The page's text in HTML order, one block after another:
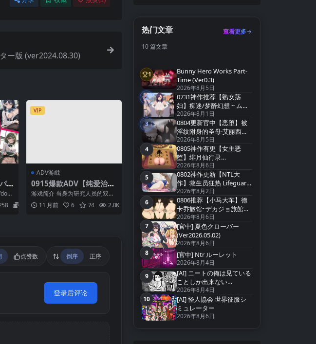
ー版 (ver2024.08.30)
VIP
ADV游戲
0915爆款ADV【纯爱治
愈】哥哥，早起前要一直
抱紧我哦！お兄ちゃん、
朝までずっとギュッてし
游戏简介 当身为研究人员的双亲
急于治好生病的儿子时，他们想
出了一个独特的治疗方案...
11 月前 6 74 2.0K
点赞数 倒序 正序
登录后评论
热门文章
查看更多
10 篇文章
第1名
1
Bunny Hero Works Part-
Time (Ver0.3)
2026年8月5日
第2名
2
0731神作推荐【熟女荡
妇】痴迷/梦醉幻想 ~ ムチ
ューファンタジー
v0.20a【官方中文】
2026年8月1日
第3名
3
0804更新官中【恶堕】被
淫纹附身的圣母·艾丽西亚~
淫紋憑きのマザー・アリ
シア v1.5【官方中文】
2026年8月5日
第4名
4
0805神作有更【女主恶
堕】绯月仙行录
Verv1.291【官中无码】
2026年8月6日
第5名
5
0802神作更新【NTL大
作】救生员狂热 Lifeguard
Holic Demo v0.9.4-A【官
中无码】
2026年8月2日
第6名
6
0806推荐【小马大车】德
卡乔旅馆~デカジョ旅館
Ver1.1【中文汉化】
2026年8月6日
第7名
7
[官中] 夏色クローバー
(Ver2026.05.02)
2026年8月6日
第8名
8 [官中] Ntr ルーレット
2026年8月4日
第9名
9
[AI] ニートの俺は见ている
ことしか出来ない
(Ver2026.07.15
2026年8月4日
第10名
10
[AI] 怪人協会 世界征服シ
ミュレーター
2026年8月6日